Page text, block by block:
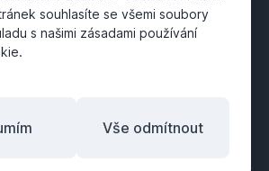
souhlasíte se všemi soubory
s našimi zásadami používání
Vše odmítnout